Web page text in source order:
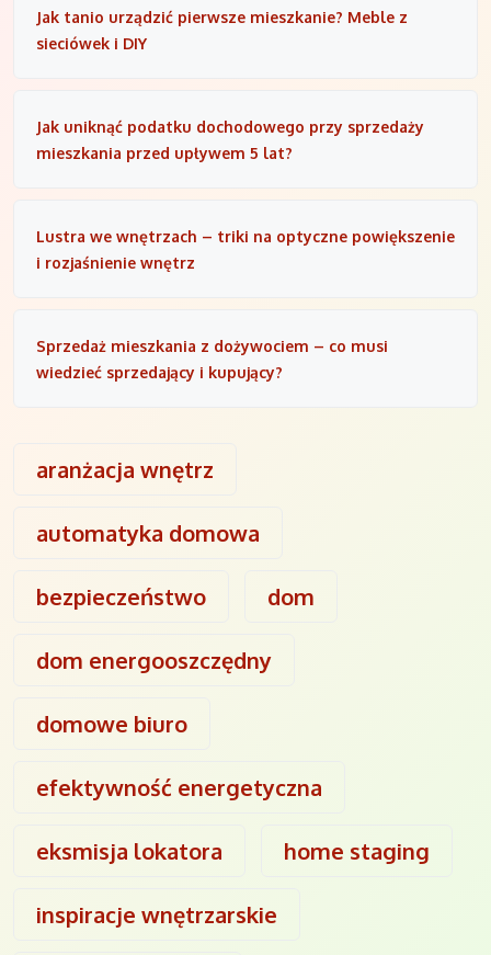
Jak tanio urządzić pierwsze mieszkanie? Meble z
sieciówek i DIY
Jak uniknąć podatku dochodowego przy sprzedaży
mieszkania przed upływem 5 lat?
Lustra we wnętrzach – triki na optyczne powiększenie
i rozjaśnienie wnętrz
Sprzedaż mieszkania z dożywociem – co musi
wiedzieć sprzedający i kupujący?
aranżacja wnętrz
automatyka domowa
bezpieczeństwo dom
dom energooszczędny
domowe biuro
efektywność energetyczna
eksmisja lokatora home staging
inspiracje wnętrzarskie